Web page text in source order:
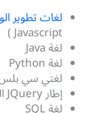
لغات تطوير
Javascript )
لغة Java
لغة Python
لغتي سي
إطار JQuery الخاص بلغة جافا سكربت